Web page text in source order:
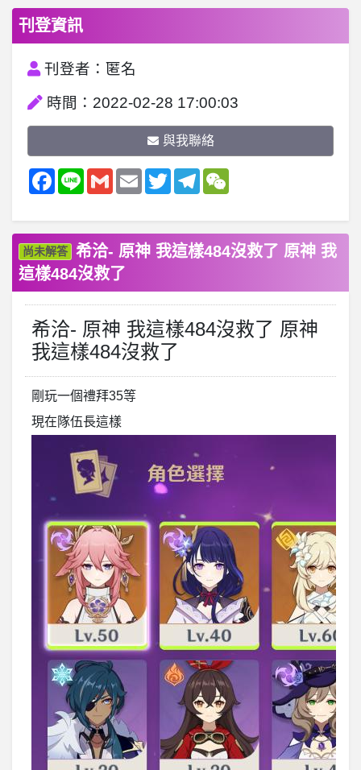
刊登資訊
刊登者：匿名
時間：2022-02-28 17:00:03
與我聯絡
Facebook
Line GmailEmail TwitterTelegramWeChat
尚未解答
希洽- 原神 我這樣484沒救了 原神 我
這樣484沒救了
希洽- 原神 我這樣484沒救了 原神
我這樣484沒救了
剛玩一個禮拜35等
現在隊伍長這樣